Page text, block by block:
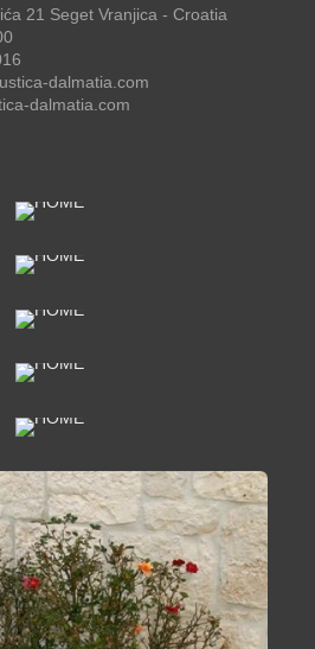
21 Seget Vranjica - Croatia
dalmatia.com
dalmatia.com